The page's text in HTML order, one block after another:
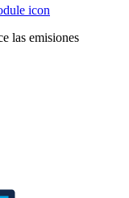
las emisiones